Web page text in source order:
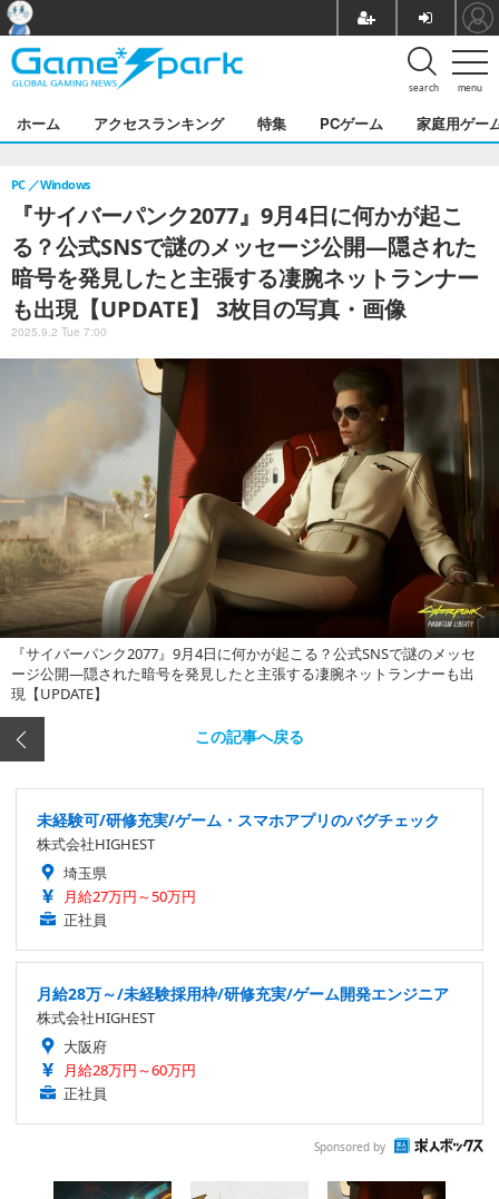
menu
search
ホーム アクセスランキング 特集 PCゲーム 家庭用ゲー
『サイバーパンク2077』9月4日に何かが起こ
る？公式SNSで謎のメッセージ公開―隠された
暗号を発見したと主張する凄腕ネットランナー
も出現【UPDATE】 3枚目の写真・画像
PC Windows
2025.9.2 Tue 7:00
『サイバーパンク2077』9月4日に何かが起こる？公式SNSで謎のメッセ
ージ公開―隠された暗号を発見したと主張する凄腕ネットランナーも出
現【UPDATE】
この記事へ戻る
未経験可/研修充実/ゲーム・スマホアプリのバグチェック
株式会社HIGHEST
埼玉県
月給27万円～50万円
正社員
月給28万～/未経験採用枠/研修充実/ゲーム開発エンジニア
株式会社HIGHEST
大阪府
月給28万円～60万円
正社員
Sponsored by